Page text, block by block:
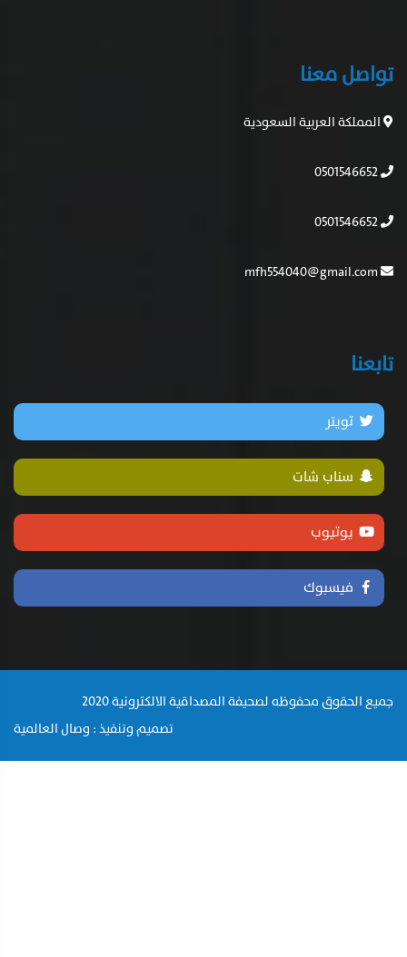
تواصل معنا
المملكة العربية السعودية
تابعنا
تويتر
سناب شات
يوتيوب
فيسبوك
جميع الحقوق محفوظه لصحيفة المصداقية الالكترونية 2020
تصميم وتنفيذ : وصال العالمية